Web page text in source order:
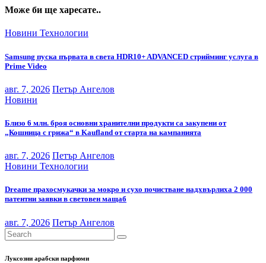
Може би ще харесате..
Новини Технологии
Samsung пуска първата в света HDR10+ ADVANCED стрийминг услуга в
Prime Video
авг. 7, 2026 Петър Ангелов
Новини
Близо 6 млн. броя основни хранителни продукти са закупени от
„Кошница с грижа“ в Kaufland от старта на кампанията
авг. 7, 2026 Петър Ангелов
Новини Технологии
Dreame прахосмукачки за мокро и сухо почистване надхвърлиха 2 000
патентни заявки в световен мащаб
авг. 7, 2026 Петър Ангелов
Луксозни арабски парфюми